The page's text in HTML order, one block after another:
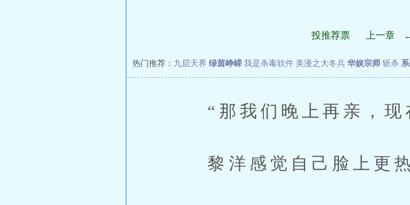
投推荐票 上一章 ←
热门推荐： 九层天界 绿茵峥嵘 我是杀毒软件 美漫之大冬兵 华娱宗师 斩杀
“那我们晚上再亲，现
黎洋感觉自己脸上更热